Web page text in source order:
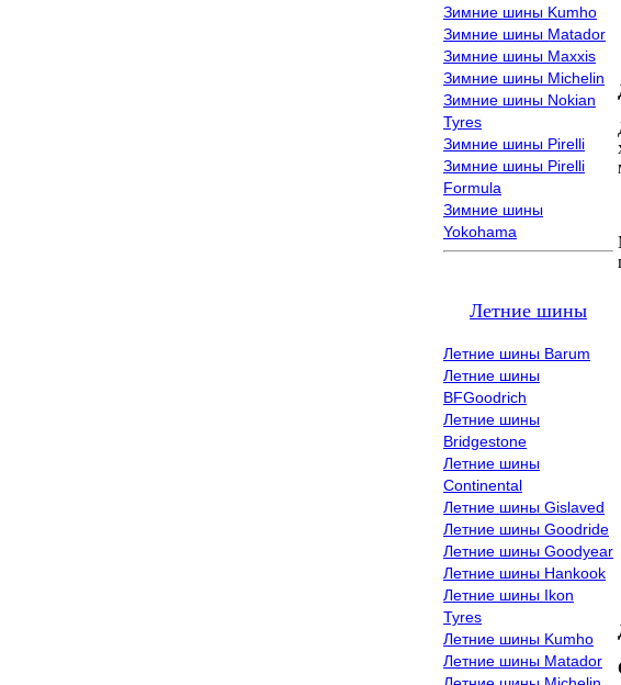
Зимние шины Kumho
Зимние шины Matador
Зимние шины Maxxis
Зимние шины Michelin
Зимние шины Nokian
Tyres
Зимние шины Pirelli
Зимние шины Pirelli
Formula
Зимние шины
Yokohama
Летние шины
Летние шины Barum
Летние шины
BFGoodrich
Летние шины
Bridgestone
Летние шины
Continental
Летние шины Gislaved
Летние шины Goodride
Летние шины Goodyear
Летние шины Hankook
Летние шины Ikon
Tyres
Летние шины Kumho
Летние шины Matador